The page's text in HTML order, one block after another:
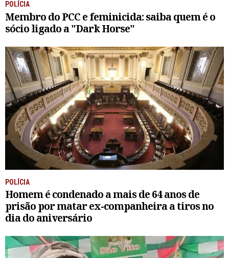
POLÍCIA
Membro do PCC e feminicida: saiba quem é o
sócio ligado a "Dark Horse"
POLÍCIA
Homem é condenado a mais de 64 anos de
prisão por matar ex-companheira a tiros no
dia do aniversário